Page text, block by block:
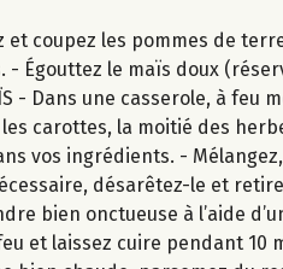
et coupez les pommes de
- Égouttez le maïs doux
- Dans une casserole, à
les carottes, la moitié des
vos ingrédients. -
désarêtez-le et
bien onctueuse à l’aide
et laissez cuire pendant 10